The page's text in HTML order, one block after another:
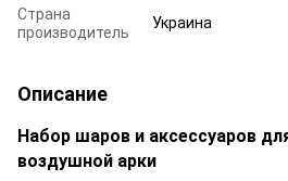
Страна
производитель
Украина
Описание
Набор шаров и аксессуаров
воздушной арки